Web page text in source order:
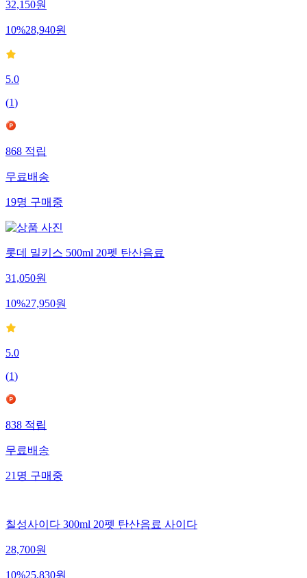
32,150원
10%28,940원
5.0
(1)
868적립
무료배송
19명구매중
롯데 밀키스 500ml 20펫 탄산음료
31,050원
10%27,950원
5.0
(1)
838적립
무료배송
21명구매중
칠성사이다 300ml 20펫 탄산음료 사이다
28,700원